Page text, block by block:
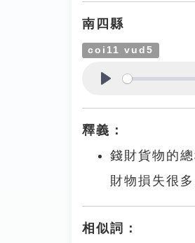
南四縣
coi11 vud5
釋義：
錢財貨物的
財物損失很多
相似詞：